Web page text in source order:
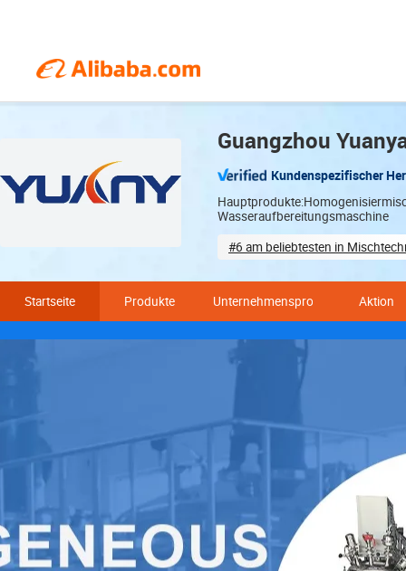
Guangzhou
Kundenspezifischer
Wasseraufbereitungsmaschine
#6 am beliebtesten in
Startseite
Produkte Unternehmensprofil Aktion